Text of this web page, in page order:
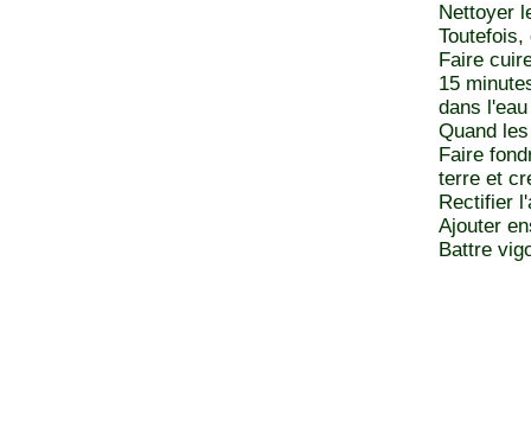
Nettoyer
Faire
15
dans
Quand
Faire
terre et
Rectifier
Ajouter
Battre